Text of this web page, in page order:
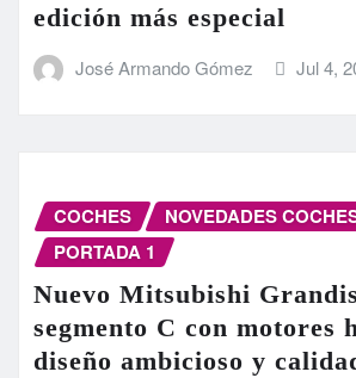
edición más especial
José Armando Gómez Jul 4,
COCHES
NOVEDADES
PORTADA 1
Nuevo Mitsubishi
segmento C con motores
diseño ambicioso y